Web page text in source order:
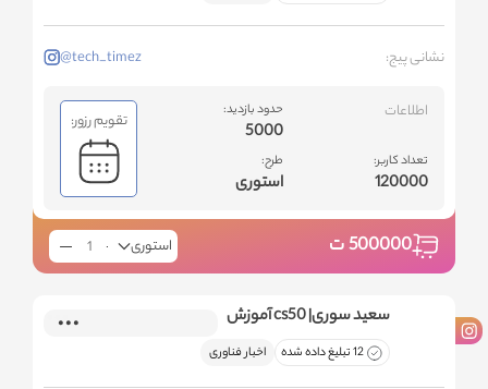
نشانی پیج: @tech_timez
اطلاعات
تعداد کاربر:
120000
حدود بازدید:
5000
طرح:
استوری
تقویم رزور:
500000ت استوری
سعید سوری| cs50 آموزش
12 تبلیغ داده شده اخبار فناوری